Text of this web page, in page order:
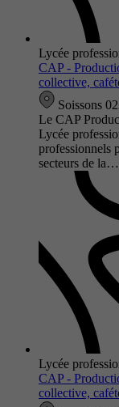
Lycée
CAP -
collective,
Soissons
Le CAP
Lycée
professionnels
secteurs de la…
Lycée
CAP -
collective,